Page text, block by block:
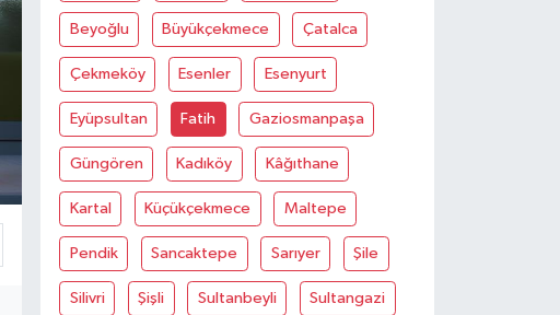
Beyoğlu Büyükçekmece Çatalca
Çekmeköy Esenler Esenyurt
Eyüpsultan Fatih Gaziosmanpaşa
Güngören Kadıköy Kâğıthane
Kartal Küçükçekmece Maltepe
Pendik Sancaktepe Sarıyer Şile
Silivri Şişli Sultanbeyli Sultangazi